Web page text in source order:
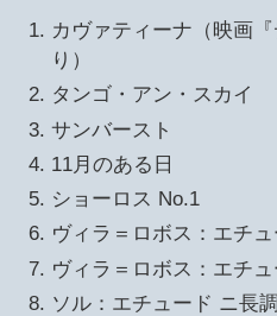
カヴァティーナ（映画
り）
タンゴ・アン・スカイ
サンバースト
11月のある日
ショーロス No.1
ヴィラ＝ロボス：エチ
ヴィラ＝ロボス：エチ
ソル：エチュード ニ長